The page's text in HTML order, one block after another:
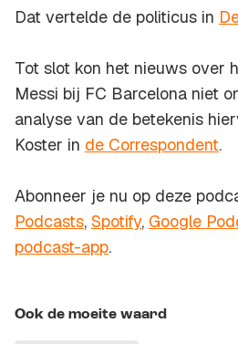
Dat vertelde de politicus in
Tot slot kon het nieuws over
Messi bij FC Barcelona niet
analyse van de betekenis
Koster in de Correspondent.
Abonneer je nu op deze
Podcasts, Spotify, Google
podcast-app.
Ook de moeite waard